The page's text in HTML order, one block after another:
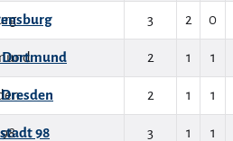
3 2 0
Dortmund 2 1 1
2 1 1
98 3 1 1